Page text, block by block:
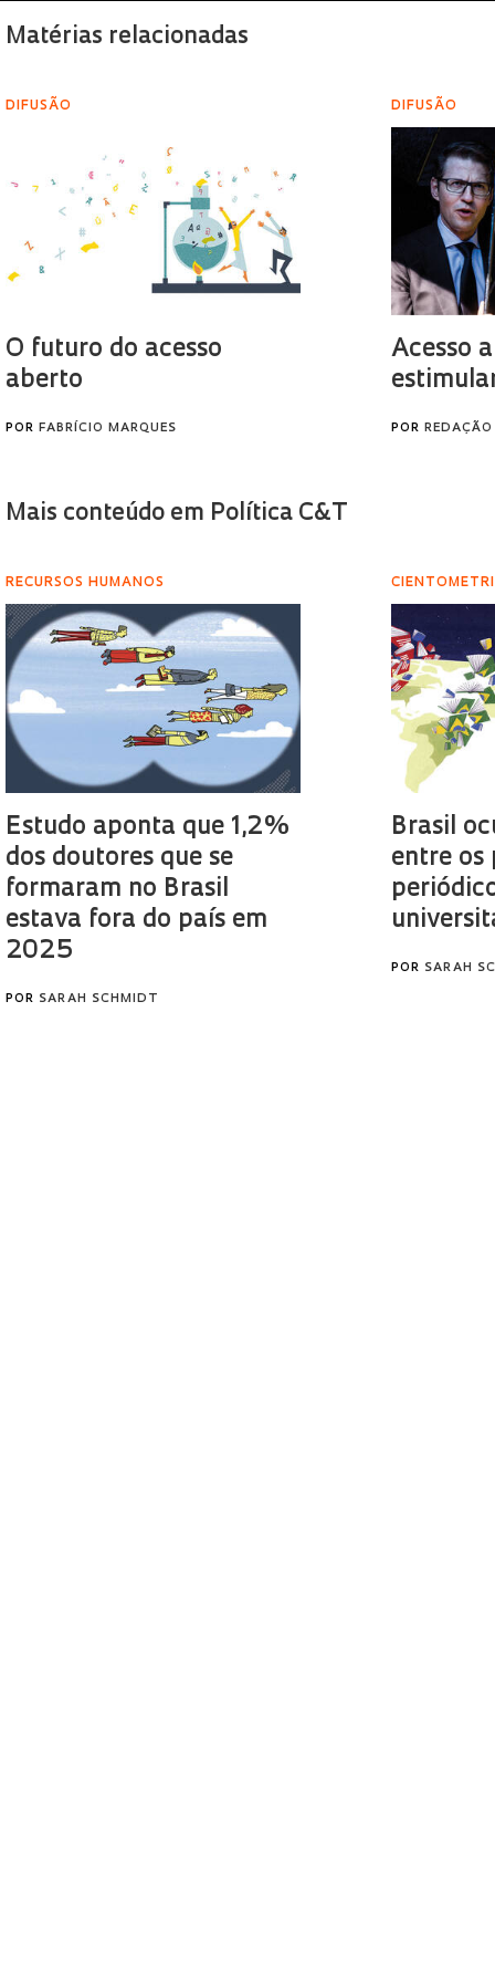
Matérias relacionadas
DIFUSÃO
O futuro do acesso
aberto
POR FABRÍCIO MARQUES
DIFUSÃO
Acesso
PORREDAÇÃO
Mais conteúdo em Política C&T
RECURSOS HUMANOS
Estudo aponta que 1,2%
dos doutores que se
formaram no Brasil
estava fora do país em
2025
POR SARAH SCHMIDT
Brasil
entre os
POR SARAH